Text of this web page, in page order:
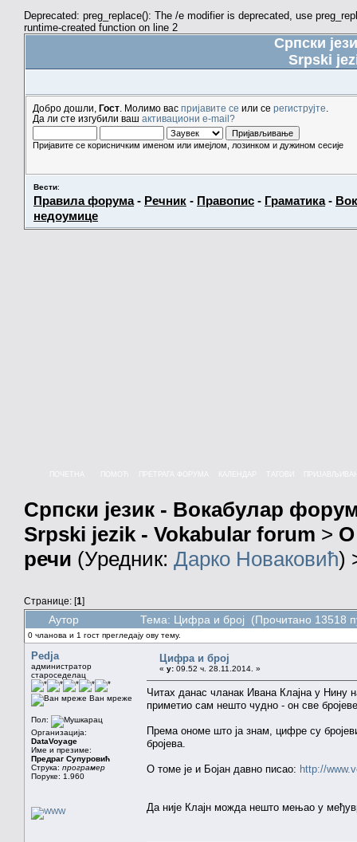
Deprecated: preg_replace(): The /e modifier is deprecated, use
runtime-created function on line 2
Српски
Srpski
Добро дошли, Гост . Молимо вас пријавите се или се региструјте
Да ли сте изгубили ваш активациони e-mail?
Пријавите се корисничким именом или имејлом, лозинком и дужином сесије
Вести:
Правила форума- Речник - Правопис - Граматика-
недоумице
КАЛЕНДАР
Српски језик - Вокабулар
Srpski jezik - Vokabular forum > О
речи (Уредник: Дарко Новаковић)
Странице: [1]
Аутор Тема: Цифра и број (Прочитано 13518
0 чланова и 1 гост прегледају ову тему.
Pedja
администратор
староседелац
Ван мреже
Пол:
Организација:
DataVoyage
Име и презиме:
Предраг Супуровић
Струка: програмер
Поруке: 1.960
Цифра и број
« у: 09.52 ч. 28.11.2014. »
Читах данас чланак Ивана Клајна у Нину
приметио сам нешто чудно - он све
Према ономе што ја знам, цифре су
бројева.
О томе је и Бојан давно писао: http://
Да није Клајн можда нешто мењао у